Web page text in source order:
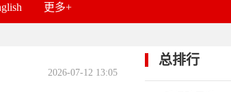
更多+
2026-07-12 13:05
总排行